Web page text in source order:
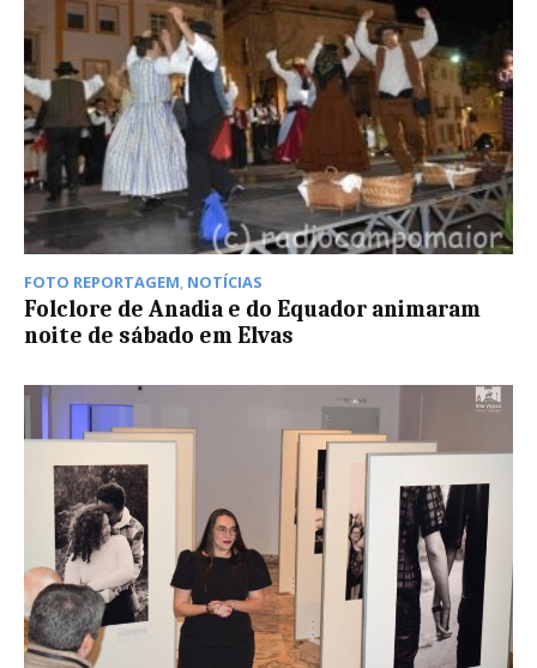
FOTO REPORTAGEM NOTÍCIAS
Folclore de Anadia e do Equador animaram
noite de sábado em Elvas